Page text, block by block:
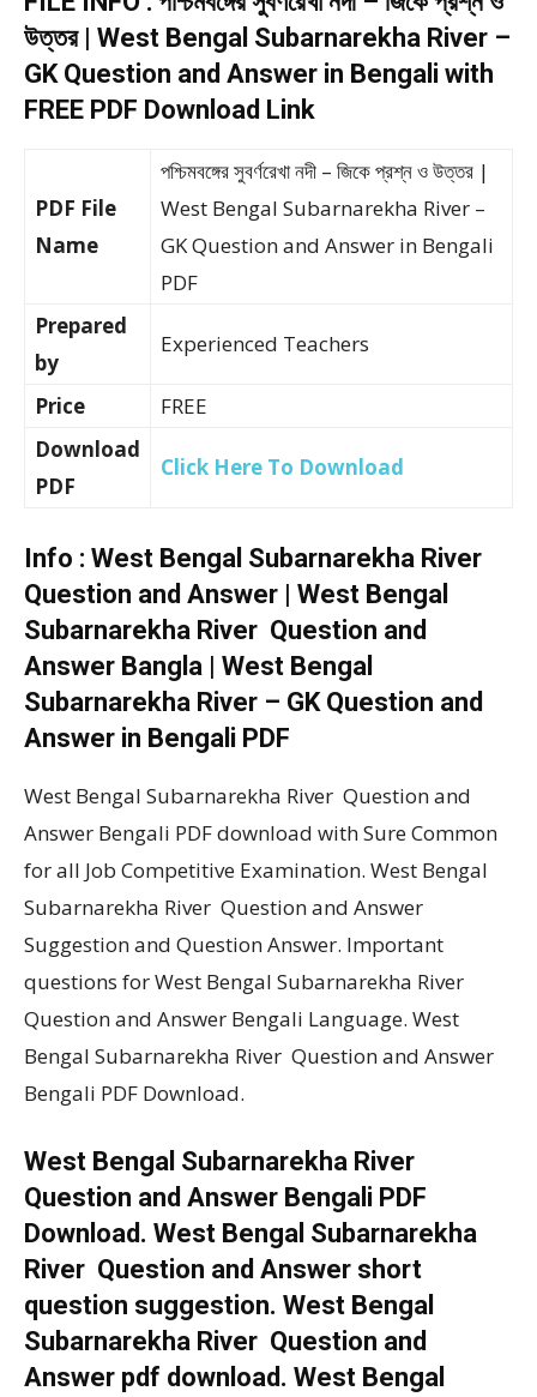
উত্তর | West Bengal Subarnarekha River –
GK Question and Answer in Bengali with
FREE PDF Download Link
PDF File
Name
পশ্চিমবঙ্গের সুবর্ণরেখা নদী – জিকে প্রশ্ন ও উত্তর |
West Bengal Subarnarekha River –
GK Question and Answer in Bengali
PDF
Prepared
by
Experienced Teachers
Price
FREE
Download
PDF
Click Here To Download
Info : West Bengal Subarnarekha River
Question and Answer | West Bengal
Subarnarekha River Question and
Answer Bangla | West Bengal
Subarnarekha River – GK Question and
Answer in Bengali PDF
West Bengal Subarnarekha River Question and
Answer Bengali PDF download with Sure Common
for all Job Competitive Examination. West Bengal
Subarnarekha River Question and Answer
Suggestion and Question Answer. Important
questions for West Bengal Subarnarekha River
Question and Answer Bengali Language. West
Bengal Subarnarekha River Question and Answer
Bengali PDF Download.
West Bengal Subarnarekha River
Question and Answer Bengali PDF
Download. West Bengal Subarnarekha
River Question and Answer short
question suggestion. West Bengal
Subarnarekha River Question and
Answer pdf download. West Bengal